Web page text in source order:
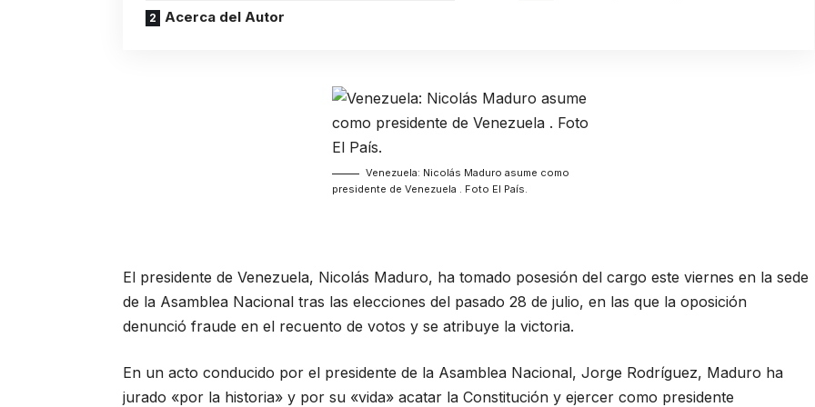
Acerca del Autor
Venezuela: Nicolás Maduro asume como
presidente de Venezuela . Foto El País.
El presidente de Venezuela, Nicolás Maduro, ha tomado posesión del cargo este viernes en la sede
de la Asamblea Nacional tras las elecciones del pasado 28 de julio, en las que la oposición
denunció fraude en el recuento de votos y se atribuye la victoria.
En un acto conducido por el presidente de la Asamblea Nacional, Jorge Rodríguez, Maduro ha
jurado «por la historia» y por su «vida» acatar la Constitución y ejercer como presidente